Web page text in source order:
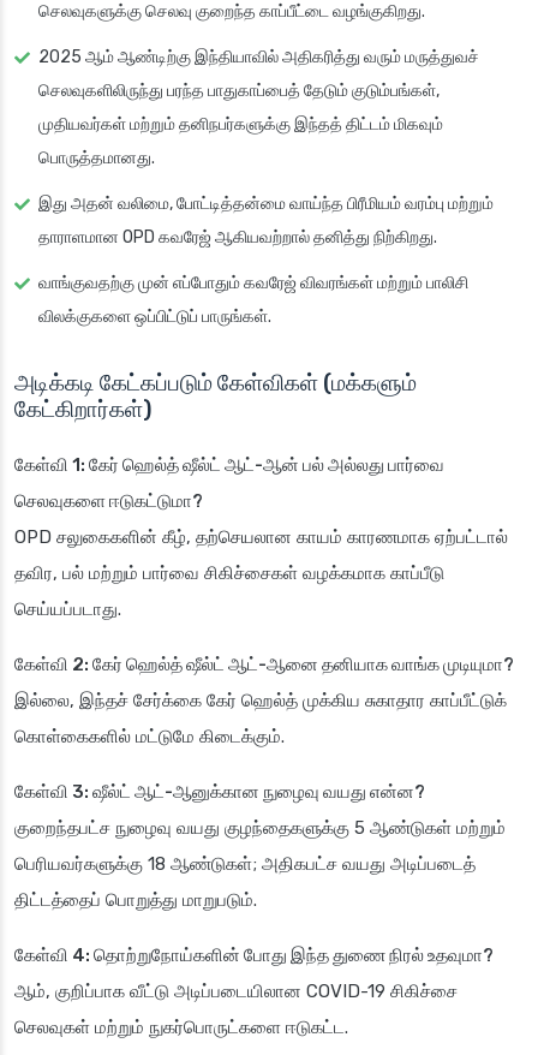
செலவுகளுக்கு செலவு குறைந்த காப்பீட்டை வழங்குகிறது.
2025 ஆம் ஆண்டிற்கு இந்தியாவில் அதிகரித்து வரும் மருத்துவச்
செலவுகளிலிருந்து பரந்த பாதுகாப்பைத் தேடும் குடும்பங்கள்,
முதியவர்கள் மற்றும் தனிநபர்களுக்கு இந்தத் திட்டம் மிகவும்
பொருத்தமானது.
இது அதன் வலிமை, போட்டித்தன்மை வாய்ந்த பிரீமியம் வரம்பு மற்றும்
தாராளமான OPD கவரேஜ் ஆகியவற்றால் தனித்து நிற்கிறது.
வாங்குவதற்கு முன் எப்போதும் கவரேஜ் விவரங்கள் மற்றும் பாலிசி
விலக்குகளை ஒப்பிட்டுப் பாருங்கள்.
அடிக்கடி கேட்கப்படும் கேள்விகள் (மக்களும்
கேட்கிறார்கள்)
கேள்வி 1: கேர் ஹெல்த் ஷீல்ட் ஆட்-ஆன் பல் அல்லது பார்வை
செலவுகளை ஈடுகட்டுமா?
OPD சலுகைகளின் கீழ், தற்செயலான காயம் காரணமாக ஏற்பட்டால்
தவிர, பல் மற்றும் பார்வை சிகிச்சைகள் வழக்கமாக காப்பீடு
செய்யப்படாது.
கேள்வி 2: கேர் ஹெல்த் ஷீல்ட் ஆட்-ஆனை தனியாக வாங்க முடியுமா?
இல்லை, இந்தச் சேர்க்கை கேர் ஹெல்த் முக்கிய சுகாதார காப்பீட்டுக்
கொள்கைகளில் மட்டுமே கிடைக்கும்.
கேள்வி 3: ஷீல்ட் ஆட்-ஆனுக்கான நுழைவு வயது என்ன?
குறைந்தபட்ச நுழைவு வயது குழந்தைகளுக்கு 5 ஆண்டுகள் மற்றும்
பெரியவர்களுக்கு 18 ஆண்டுகள்; அதிகபட்ச வயது அடிப்படைத்
திட்டத்தைப் பொறுத்து மாறுபடும்.
கேள்வி 4: தொற்றுநோய்களின் போது இந்த துணை நிரல் உதவுமா?
ஆம், குறிப்பாக வீட்டு அடிப்படையிலான COVID-19 சிகிச்சை
செலவுகள் மற்றும் நுகர்பொருட்களை ஈடுகட்ட.